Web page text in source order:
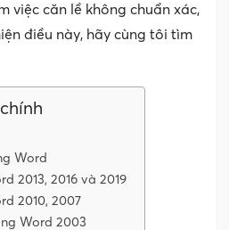
việc căn lề không chuẩn xác,
điều này, hãy cùng tôi tìm
Word
2013, 2016 và 2019
2010, 2007
Word 2003